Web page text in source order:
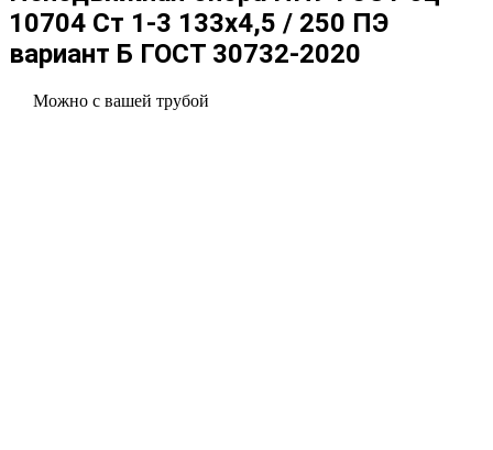
10704 Ст 1-3 133x4,5 / 250 ПЭ
вариант Б ГОСТ 30732-2020
Можно с вашей трубой